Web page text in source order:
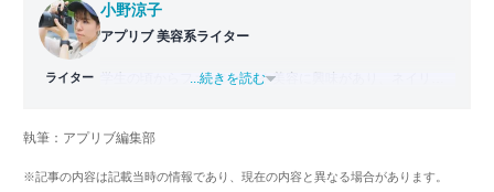
ライター
小野涼子
アプリブ 美容系ライター
学生の頃からファッションや美容に興味があり、ネイリス
たため、アパレル系ECサイトのライターを経験。アプリブ
の美容トレンドに特化したライターとして活躍している。
...続きを読む
執筆：アプリブ編集部
※記事の内容は記載当時の情報であり、現在の内容と異なる場合があります。